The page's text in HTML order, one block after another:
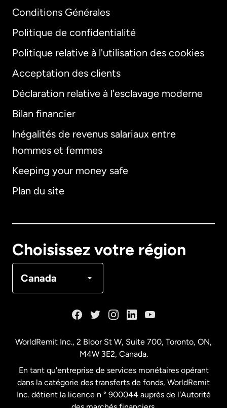
Conditions Générales
Politique de confidentialité
Politique relative à l'utilisation des cookies
Acceptation des clients
Déclaration relative à l'esclavage moderne
Bilan financier
Inégalités de revenus salariaux entre
hommes et femmes
Keeping your money safe
Plan du site
Choisissez votre région
Canada
International
Allemagne
Français
États-Unis Español
WorldRemit Inc., 2 Bloor St W, Suite 700, Toronto, ON,
M4W 3E2, Canada.
En tant qu'entreprise de services monétaires opérant
dans la catégorie des transferts de fonds, WorldRemit
Inc. détient la licence n ° 900044 auprès de l'Autorité